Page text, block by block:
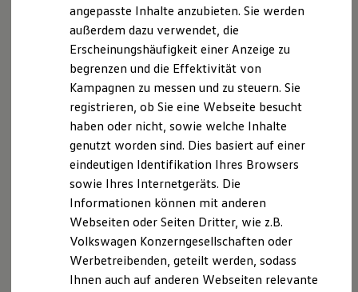
XTL-Dieselkraftstoff
Ersatzteile und Betriebsflüssigkeiten
Original Zubehör und Lifestyle Produkte
myVolkswagen
myVolkswagen Business
Elektrisch & Autonom
Elektro - & Hybridfahrzeuge
Unser Ansatz
Klimafreundlicher Strom
Reichweite & Ladelösungen
Reichweitensimulator
Ladezeitensimulator
Ladelösungen für Privatkunden
Ladelösungen für Gewerbekunden
Wallbox und Ladekabel
Förderung & Kosten der Elektrofahrzeuge
Fördermöglichkeiten für Privatkunden
Fördermöglichkeiten für Gewerbekunden
angepasste Inhalte anzubieten. Sie werden
außerdem dazu verwendet, die
Erscheinungshäufigkeit einer Anzeige zu
begrenzen und die Effektivität von
Kampagnen zu messen und zu steuern. Sie
registrieren, ob Sie eine Webseite besucht
haben oder nicht, sowie welche Inhalte
genutzt worden sind. Dies basiert auf einer
eindeutigen Identifikation Ihres Browsers
sowie Ihres Internetgeräts. Die
Informationen können mit anderen
Webseiten oder Seiten Dritter, wie z.B.
Volkswagen Konzerngesellschaften oder
Werbetreibenden, geteilt werden, sodass
Ihnen auch auf anderen Webseiten relevante